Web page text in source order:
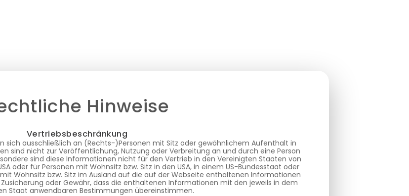
Hinweise
Vertriebsbeschränkung
sich ausschließlich an (Rechts-)Personen mit Sitz oder gewöhnlichem Aufenthalt in
sind nicht zur Veröffentlichung, Nutzung oder Verbreitung an und durch eine Person
sind diese Informationen nicht für den Vertrieb in den Vereinigten Staaten von
oder für Personen mit Wohnsitz bzw. Sitz in den USA, in einem US-Bundesstaat oder
Wohnsitz bzw. Sitz im Ausland auf die auf der Webseite enthaltenen Informationen
oder Gewähr, dass die enthaltenen Informationen mit den jeweils in dem
Staat anwendbaren Bestimmungen übereinstimmen.